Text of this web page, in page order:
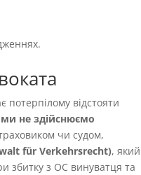
потерпілому відстояти
ми не здійснюємо
чи судом,
für Verkehrsrecht), який
збитку з OC винуватця та